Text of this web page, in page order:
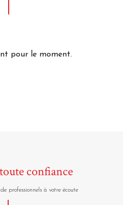
pour le moment.
confiance
professionnels à votre écoute